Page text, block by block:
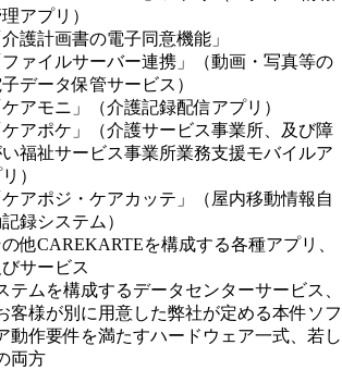
アプリ）
介護計画書の電子同意機能」
ファイルサーバー連携」（動画・写真等の
データ保管サービス）
ケアモニ」（介護記録配信アプリ）
ケアポケ」（介護サービス事業所、及び障
い福祉サービス事業所業務支援モバイルア
）
ケアポジ・ケアカッテ」（屋内移動情報自
録システム）
他CAREKARTEを構成する各種アプリ、
びサービス
テムを構成するデータセンターサービス、
客様が別に用意した弊社が定める本件ソフ
動作要件を満たすハードウェア一式、若し
両方